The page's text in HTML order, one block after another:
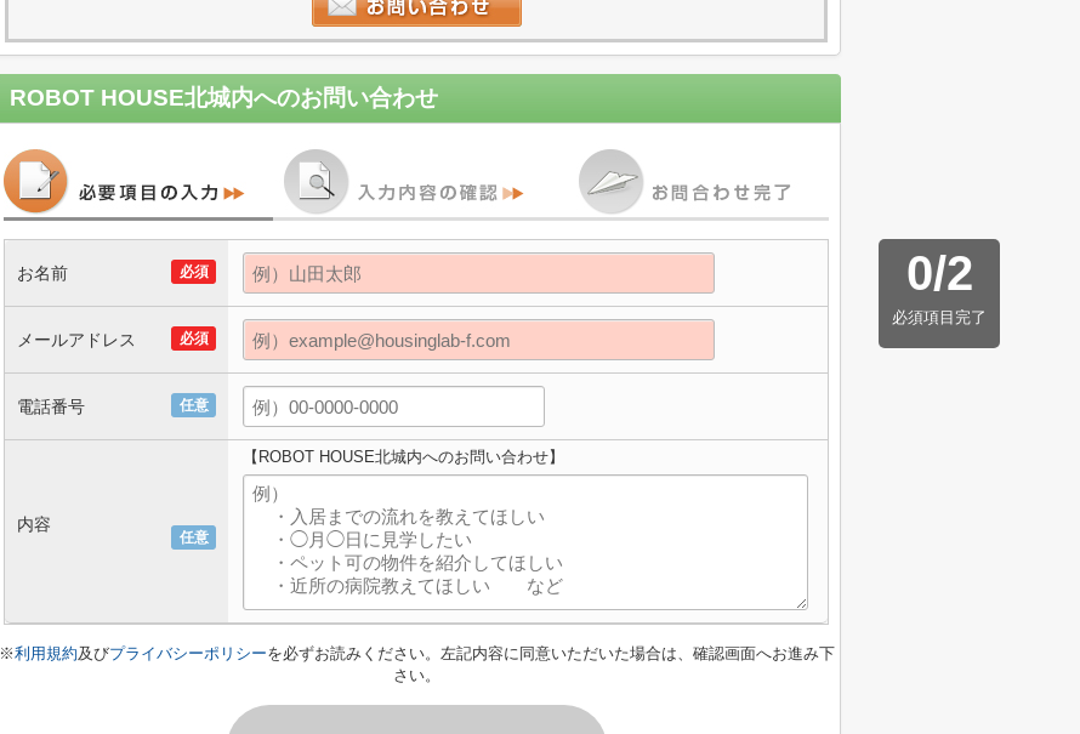
ROBOT HOUSE北城内へのお問い合わせ
0/2
必須項目完了
必須
お名前
必須
メールアドレス
任意
電話番号
任意
内容
【ROBOT HOUSE北城内へのお問い合わせ】
※利用規約及びプライバシーポリシーを必ずお読みください。左記内容に同意いただいた場合は、確認画面へお進み下
さい。